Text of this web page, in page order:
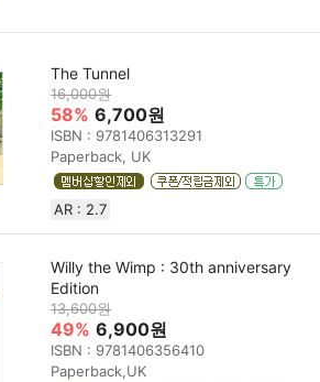
The Tunnel
16,000원
58% 6,700원
ISBN : 9781406313291
Paperback, UK
AR : 2.7
Willy the Wimp : 30th anniversary
Edition
13,600원
49% 6,900원
ISBN : 9781406356410
Paperback,UK